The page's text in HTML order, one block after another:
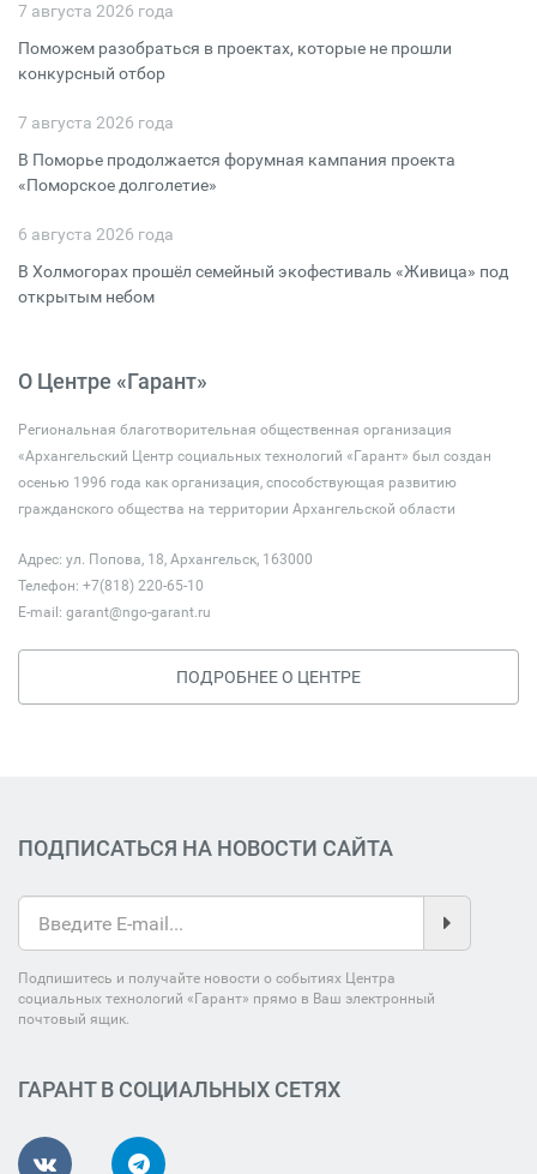
7 августа 2026 года
Поможем разобраться в проектах, которые не прошли
конкурсный отбор
7 августа 2026 года
В Поморье продолжается форумная кампания проекта
«Поморское долголетие»
6 августа 2026 года
В Холмогорах прошёл семейный экофестиваль «Живица» под
открытым небом
О Центре «Гарант»
Региональная благотворительная общественная организация
«Архангельский Центр социальных технологий «Гарант» был создан
осенью 1996 года как организация, способствующая развитию
гражданского общества на территории Архангельской области
Адрес: ул. Попова, 18, Архангельск, 163000
Телефон: +7(818) 220-65-10
E-mail: garant@ngo-garant.ru
ПОДРОБНЕЕ О ЦЕНТРЕ
ПОДПИСАТЬСЯ НА НОВОСТИ САЙТА
Подпишитесь и получайте новости о событиях Центра
социальных технологий «Гарант» прямо в Ваш электронный
почтовый ящик.
ГАРАНТ В СОЦИАЛЬНЫХ СЕТЯХ